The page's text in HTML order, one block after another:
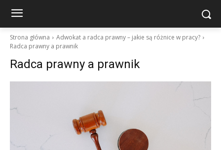
Strona główna
Adwokat a radca prawny – jakie są różnice w pracy?
Radca prawny a prawnik
Radca prawny a prawnik